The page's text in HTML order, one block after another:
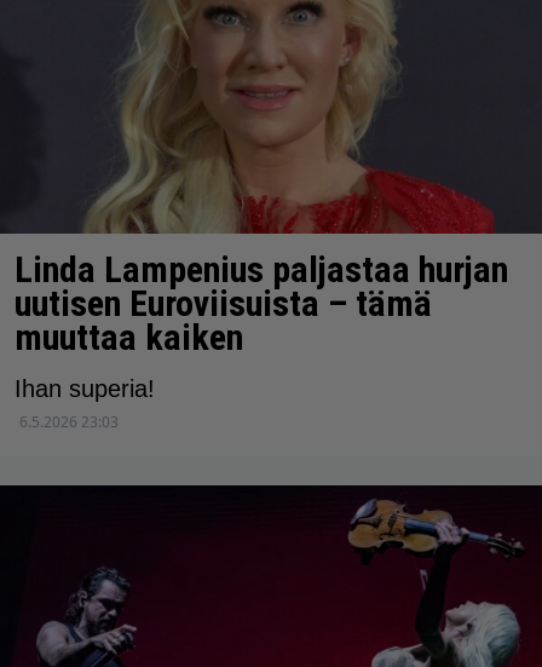
Linda Lampenius paljastaa hurjan
uutisen Euroviisuista – tämä
muuttaa kaiken
Ihan superia!
6.5.2026 23:03